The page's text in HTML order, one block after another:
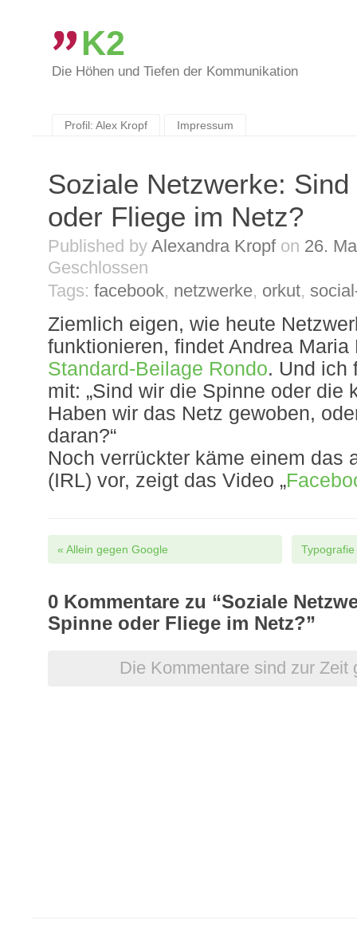
K2
Die Höhen und Tiefen der Kommunikation
Profil: Alex Kropf
Impressum
Soziale Netzwerke:
oder Fliege im Netz?
Published by Alexandra Kropf on 26.
Geschlossen
Tags: facebook, netzwerke, orkut,
Ziemlich eigen, wie heute
funktionieren, findet Andrea Maria
Standard-Beilage Rondo. Und ich
mit: „Sind wir die Spinne oder die
Haben wir das Netz gewoben,
daran?“
Noch verrückter käme einem das
(IRL) vor, zeigt das Video „
Post navigation
« Allein gegen Google
0 Kommentare zu “Soziale
Spinne oder Fliege im Netz?”
Die Kommentare sind zur Zeit